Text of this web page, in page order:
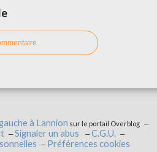
à Lannion sur le portail Overblog
Signaler un abus
C.G.U.
Préférences cookies